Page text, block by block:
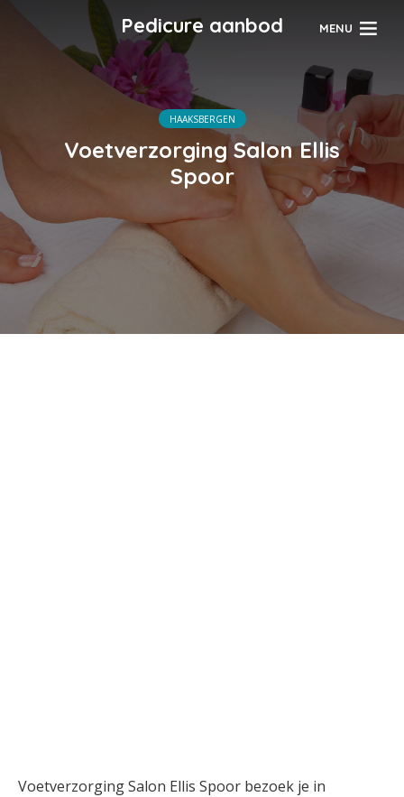
Pedicure aanbod MENU
HAAKSBERGEN
Voetverzorging Salon Ellis
Spoor
Voetverzorging Salon Ellis Spoor bezoek je in